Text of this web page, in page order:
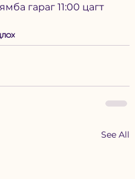
гараг 11:00 цагт
See All